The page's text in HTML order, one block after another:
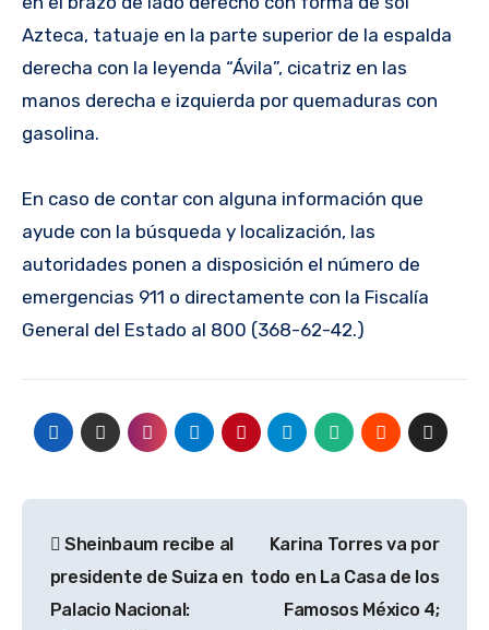
Azteca, tatuaje en la parte superior de la espalda
derecha con la leyenda “Ávila”, cicatriz en las
manos derecha e izquierda por quemaduras con
gasolina.
En caso de contar con alguna información que
ayude con la búsqueda y localización, las
autoridades ponen a disposición el número de
emergencias 911 o directamente con la Fiscalía
General del Estado al 800 (368-62-42.)
de
entradas
Sheinbaum recibe al
presidente de Suiza en
Palacio Nacional:
Karina Torres va por
todo en La Casa de los
Famosos México 4;